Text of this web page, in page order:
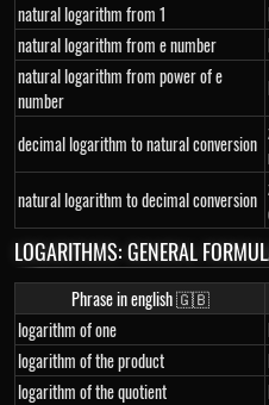
natural logarithm from 1
natural logarithm from e number
natural logarithm from power of e
number
decimal logarithm to natural conversion
natural logarithm to decimal conversion
LOGARITHMS: GENERAL
Phrase in english 🇬🇧
logarithm of one
logarithm of the product
logarithm of the quotient